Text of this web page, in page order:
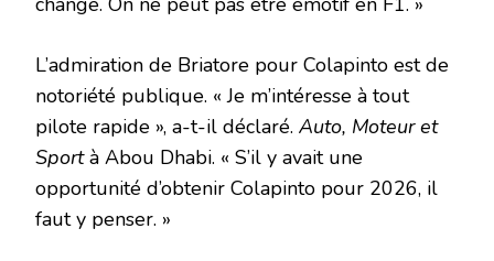
L’admiration de Briatore pour Colapinto est de
notoriété publique. « Je m’intéresse à tout
pilote rapide », a-t-il déclaré. Auto, Moteur et
Sportà Abou Dhabi. « S’il y avait une
opportunité d’obtenir Colapinto pour 2026, il
faut y penser. »